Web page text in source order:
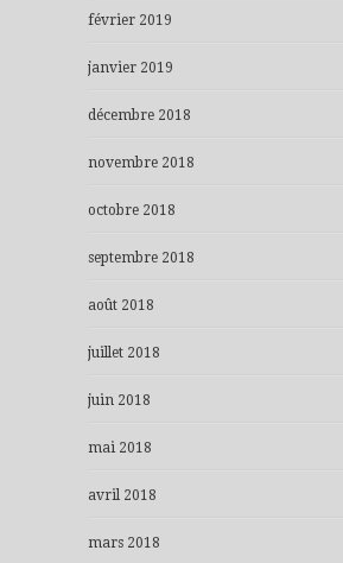
février 2019
janvier 2019
décembre 2018
novembre 2018
octobre 2018
septembre 2018
août 2018
juillet 2018
juin 2018
mai 2018
avril 2018
mars 2018